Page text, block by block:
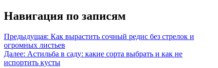
Навигация по записям
Предыдущая: Как вырастить сочный редис без стрелок и
огромных листьев
Далее: Астильба в саду: какие сорта выбрать и как не
испортить кусты